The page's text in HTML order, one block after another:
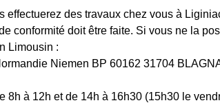
effectuerez des travaux chez vous à
conformité doit être faite. Si vous ne la
Limousin :
Niemen BP 60162 31704
8h à 12h et de 14h à 16h30 (15h30 le